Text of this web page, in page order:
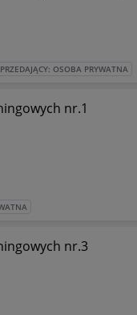
OSOBA PRYWATNA
nr.1
nr.3